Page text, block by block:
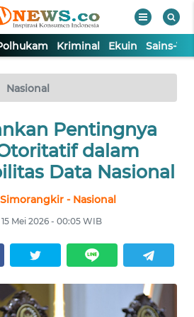
Kriminal Ekuin Sains-
Nasional
Pentingnya
dalam
Data Nasional
- Nasional
Mei 2026 - 00:05 WIB